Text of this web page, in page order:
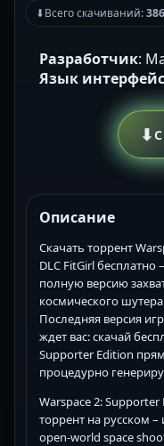
⬇Всего скачиваний:386
Разработчик:
Язык
⬇
Описание
Скачать торрент
DLC FitGirl
полную версию
космического
Последняя версия
ждет вас: скачай
Supporter Edition
процедурно
Warspace 2: Supporter
торрент на русском
open-world space